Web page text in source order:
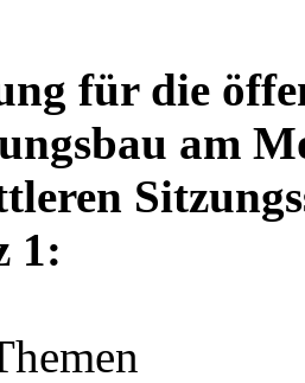
für die
am
1: